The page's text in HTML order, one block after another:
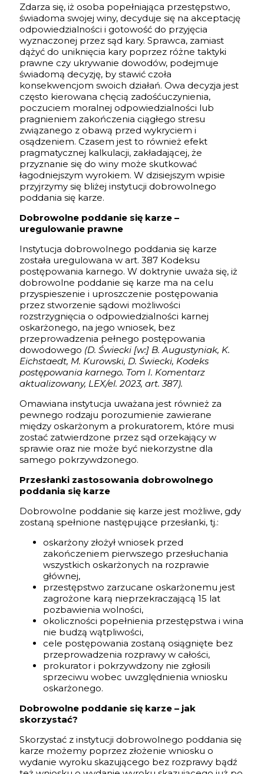
Zdarza się, iż osoba popełniająca przestępstwo,
świadoma swojej winy, decyduje się na akceptację
odpowiedzialności i gotowość do przyjęcia
wyznaczonej przez sąd kary. Sprawca, zamiast
dążyć do uniknięcia kary poprzez różne taktyki
prawne czy ukrywanie dowodów, podejmuje
świadomą decyzję, by stawić czoła
konsekwencjom swoich działań. Owa decyzja jest
często kierowana chęcią zadośćuczynienia,
poczuciem moralnej odpowiedzialności lub
pragnieniem zakończenia ciągłego stresu
związanego z obawą przed wykryciem i
osądzeniem. Czasem jest to również efekt
pragmatycznej kalkulacji, zakładającej, że
przyznanie się do winy może skutkować
łagodniejszym wyrokiem. W dzisiejszym wpisie
przyjrzymy się bliżej instytucji dobrowolnego
poddania się karze.
Dobrowolne poddanie się karze –
uregulowanie prawne
Instytucja dobrowolnego poddania się karze
została uregulowana w art. 387 Kodeksu
postępowania karnego. W doktrynie uważa się, iż
dobrowolne poddanie się karze ma na celu
przyspieszenie i uproszczenie postępowania
przez stworzenie sądowi możliwości
rozstrzygnięcia o odpowiedzialności karnej
oskarżonego, na jego wniosek, bez
przeprowadzenia pełnego postępowania
dowodowego (D. Świecki [w:] B. Augustyniak, K.
Eichstaedt, M. Kurowski, D. Świecki, Kodeks
postępowania karnego. Tom I. Komentarz
aktualizowany, LEX/el. 2023, art. 387).
Omawiana instytucja uważana jest również za
pewnego rodzaju porozumienie zawierane
między oskarżonym a prokuratorem, które musi
zostać zatwierdzone przez sąd orzekający w
sprawie oraz nie może być niekorzystne dla
samego pokrzywdzonego.
Przesłanki zastosowania dobrowolnego
poddania się karze
Dobrowolne poddanie się karze jest możliwe, gdy
zostaną spełnione następujące przesłanki, tj.:
oskarżony złożył wniosek przed
zakończeniem pierwszego przesłuchania
wszystkich oskarżonych na rozprawie
głównej,
przestępstwo zarzucane oskarżonemu jest
zagrożone karą nieprzekraczającą 15 lat
pozbawienia wolności,
okoliczności popełnienia przestępstwa i wina
nie budzą wątpliwości,
cele postępowania zostaną osiągnięte bez
przeprowadzenia rozprawy w całości,
prokurator i pokrzywdzony nie zgłosili
sprzeciwu wobec uwzględnienia wniosku
oskarżonego.
Dobrowolne poddanie się karze – jak
skorzystać?
Skorzystać z instytucji dobrowolnego poddania się
karze możemy poprzez złożenie wniosku o
wydanie wyroku skazującego bez rozprawy bądź